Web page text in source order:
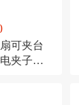
可夹台
夹子式